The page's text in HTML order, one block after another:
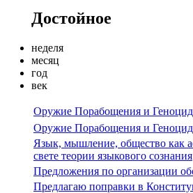
Достойное
неделя
месяц
год
век
Оружие Порабощения и
Оружие Порабощения и
Язык, мышление, общество как
свете теории языкового сознания
Предложения по организации
Предлагаю поправки в